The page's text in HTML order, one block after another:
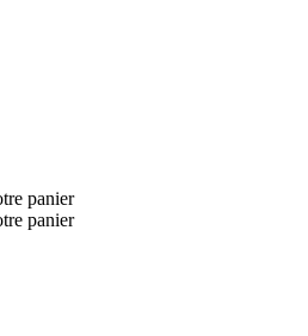
panier
panier